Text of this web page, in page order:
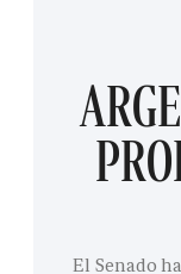
El Senado